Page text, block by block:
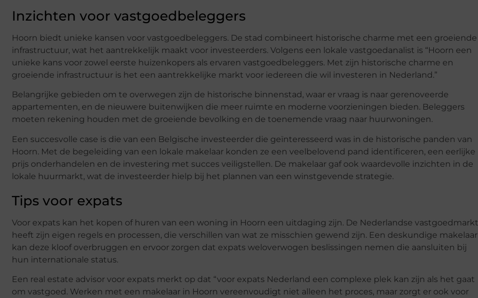
Inzichten voor vastgoedbeleggers
Hoorn biedt unieke kansen voor vastgoedbeleggers. De stad combineert historische charme met een groeiende
infrastructuur, wat het aantrekkelijk maakt voor investeerders. Volgens een lokale vastgoedanalist is “Hoorn een
unieke kans voor zowel eerste huizenkopers als ervaren vastgoedbeleggers. Met zijn historische charme en
groeiende infrastructuur is het een aantrekkelijke markt voor iedereen die wil investeren in Nederland.”
Belangrijke gebieden om te overwegen zijn de historische binnenstad, waar er vraag is naar gerenoveerde
appartementen, en de nieuwere buitenwijken die meer ruimte en moderne voorzieningen bieden. Beleggers
moeten rekening houden met de groeiende bevolking en de toenemende vraag naar huurwoningen.
Een succesvolle case is die van een Belgische investeerder die geïnteresseerd was in de historische panden van
Hoorn. Met de begeleiding van een lokale makelaar konden ze een veelbelovend pand identificeren, een eerlijke
prijs onderhandelen en de investering met succes veiligstellen. De makelaar gaf ook waardevolle inzichten in de
lokale huurmarkt, wat de investeerder hielp bij het plannen van een winstgevende strategie.
Tips voor expats
Voor expats kan het kopen of huren van een woning in Hoorn een uitdaging zijn. De Nederlandse vastgoedmarkt
heeft zijn eigen regels en processen, die verschillen van wat ze misschien gewend zijn. Een deskundige makelaar
kan deze kloof overbruggen en ervoor zorgen dat expats weloverwogen beslissingen nemen die aansluiten bij
hun internationale status.
Een real estate advisor voor expats merkt op dat “voor expats Nederland een complexe plek kan zijn als het gaat
om vastgoed. Werken met een makelaar in Hoorn vereenvoudigt niet alleen het proces, maar zorgt er ook voor